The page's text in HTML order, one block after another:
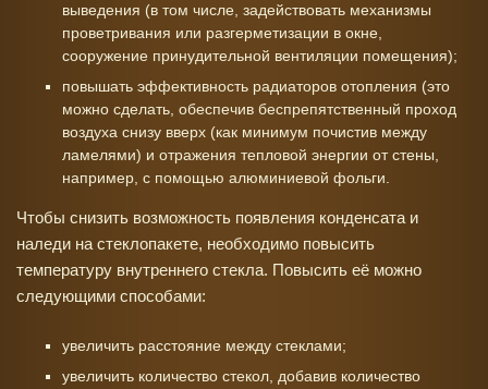
выведения (в том числе, задействовать механизмы
проветривания или разгерметизации в окне,
сооружение принудительной вентиляции помещения);
повышать эффективность радиаторов отопления (это
можно сделать, обеспечив беспрепятственный проход
воздуха снизу вверх (как минимум почистив между
ламелями) и отражения тепловой энергии от стены,
например, с помощью алюминиевой фольги.
Чтобы снизить возможность появления конденсата и
наледи на стеклопакете, необходимо повысить
температуру внутреннего стекла. Повысить её можно
следующими способами:
увеличить расстояние между стеклами;
увеличить количество стекол, добавив количество